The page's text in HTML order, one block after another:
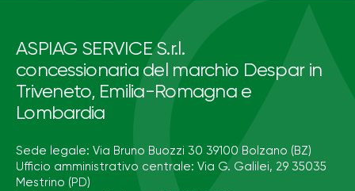
ASPIAG SERVICE S.r.l.
concessionaria del marchio Despar in
Triveneto, Emilia-Romagna e
Lombardia
Sede legale: Via Bruno Buozzi 30 39100 Bolzano (BZ)
Ufficio amministrativo centrale: Via G. Galilei, 29 35035
Mestrino (PD)